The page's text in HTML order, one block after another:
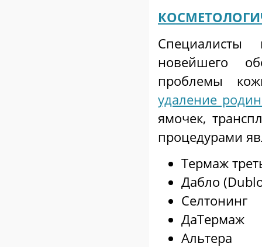
Специалисты
новейшего
проблемы
удаление
ямочек,
процедурами
Термаж
Дабло
Селтонинг
ДаТермаж
Альтера